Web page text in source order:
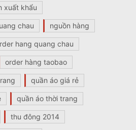
xuất khẩu
chau nguồn hàng
hang quang chau
order hàng taobao
quần áo giá rẻ
quần áo thời trang
thu đông 2014